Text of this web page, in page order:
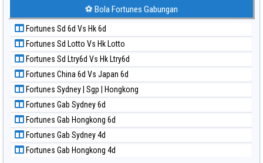
Paito Harian Korea
Paito Harian Kuda Lari
Paito Harian Magnum Cambodia
Paito Harian Nagoya
Paito Harian New York Midday
Paito Harian North Carolina Day
Paito Harian Pcso
Paito Harian Pennsylvania Day
Paito Harian Sao Paulo
Paito Harian Singapore
Paito Harian Sydney
⚽ Bola Fortunes Gabungan
Fortunes Sd 6d Vs Hk 6d
Fortunes Sd Lotto Vs Hk Lotto
Fortunes Sd Ltry6d Vs Hk Ltry6d
Fortunes China 6d Vs Japan 6d
Fortunes Sydney | Sgp | Hongkong
Fortunes Gab Sydney 6d
Fortunes Gab Hongkong 6d
Fortunes Gab Sydney 4d
Fortunes Gab Hongkong 4d